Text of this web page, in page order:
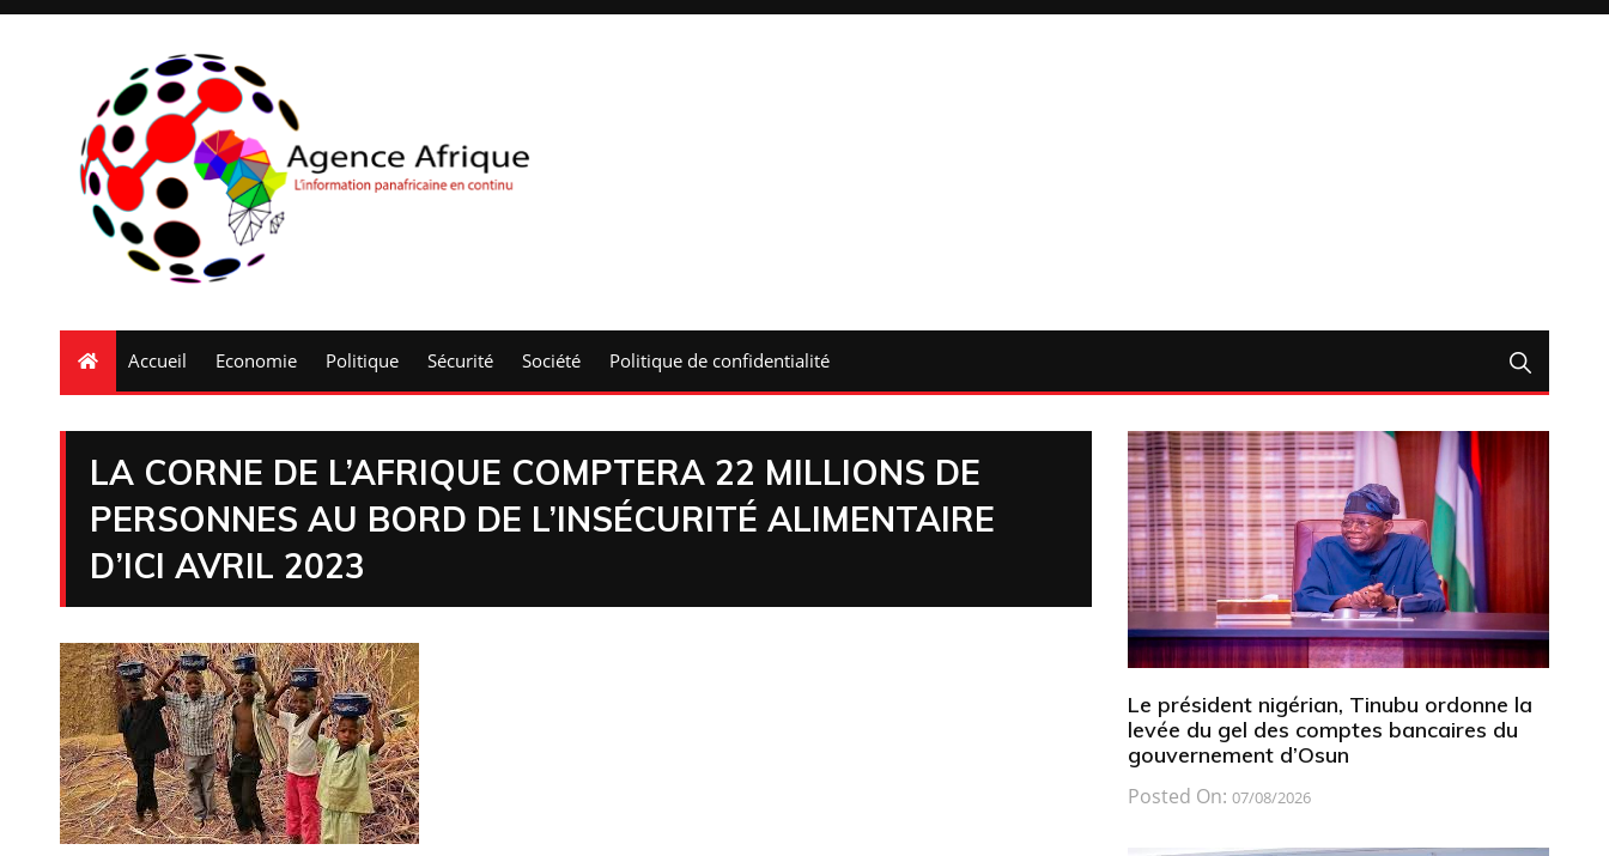
Accueil Economie Politique Sécurité Société Politique de confidentialité
LA CORNE DE L’AFRIQUE COMPTERA 22 MILLIONS DE
PERSONNES AU BORD DE L’INSÉCURITÉ ALIMENTAIRE
D’ICI AVRIL 2023
Le président nigérian, Tinubu ordonne la
levée du gel des comptes bancaires du
gouvernement d’Osun
Posted On: 07/08/2026